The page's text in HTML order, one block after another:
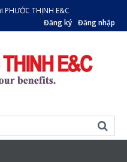
THỊNH E&C
Đăng ký Đăng nhập